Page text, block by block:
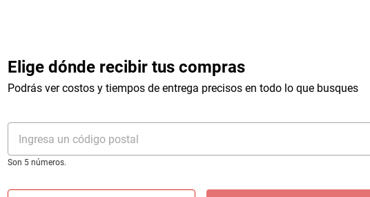
Elige dónde recibir tus compras
Podrás ver costos y tiempos de entrega precisos en todo lo que busques
Ingresa un código postal
Son 5 números.
$47,999
$21,999
Hasta20MSI
$9999
Hasta18MSIde $555.5